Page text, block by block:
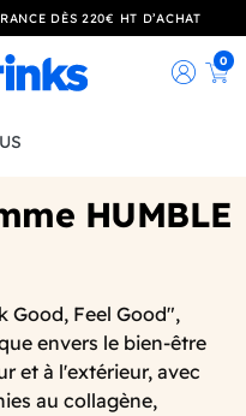
DÈS 220€ HT D’ACHAT
0
HUMBLE
Good, Feel Good",
envers le bien-être
et à l'extérieur, avec
au collagène,